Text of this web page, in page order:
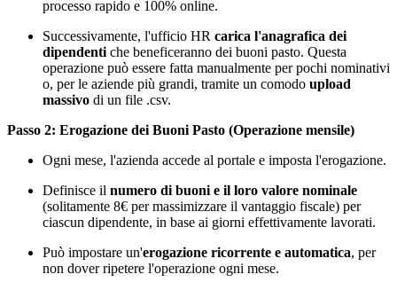
processo rapido e 100% online.
Successivamente, l'ufficio HR carica l'anagrafica dei
dipendentiche beneficeranno dei buoni pasto. Questa
operazione può essere fatta manualmente per pochi nominativi
o, per le aziende più grandi, tramite un comodo upload
massivo di un file .csv.
Passo 2: Erogazione dei Buoni Pasto (Operazione mensile)
Ogni mese, l'azienda accede al portale e imposta l'erogazione.
Definisce il numero di buoni e il loro valore nominale
(solitamente 8€ per massimizzare il vantaggio fiscale) per
ciascun dipendente, in base ai giorni effettivamente lavorati.
Può impostare un'erogazione ricorrente e automatica, per
non dover ripetere l'operazione ogni mese.